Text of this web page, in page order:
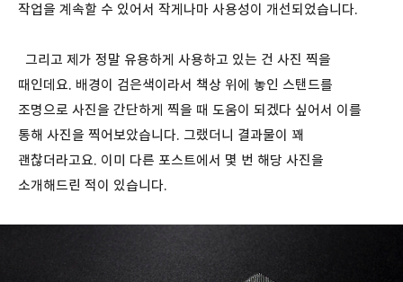
작업을 계속할 수 있어서 작게나마 사용성이 개선되었습니다.
그리고 제가 정말 유용하게 사용하고 있는 건 사진 찍을
때인데요. 배경이 검은색이라서 책상 위에 놓인 스탠드를
조명으로 사진을 간단하게 찍을 때 도움이 되겠다 싶어서 이를
통해 사진을 찍어보았습니다. 그랬더니 결과물이 꽤
괜찮더라고요. 이미 다른 포스트에서 몇 번 해당 사진을
소개해드린 적이 있습니다.